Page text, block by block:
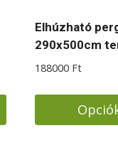
Elhúzható
290x500cm
188000 Ft